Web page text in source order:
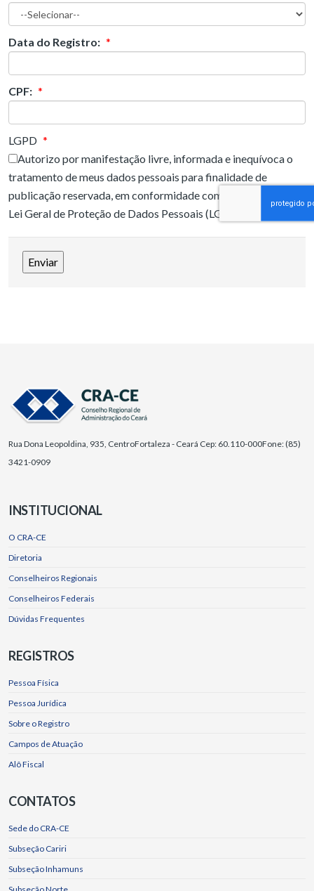
Data do Registro: *
CPF: *
LGPD *
Autorizo por manifestação livre, informada e inequívoca o
tratamento de meus dados pessoais para finalidade de
publicação reservada, em conformidade com a Lei nº 13.709 –
Lei Geral de Proteção de Dados Pessoais (LGPD).
Rua Dona Leopoldina, 935, CentroFortaleza - Ceará Cep: 60.110-000Fone: (85)
3421-0909
INSTITUCIONAL
O CRA-CE
Diretoria
Conselheiros Regionais
Conselheiros Federais
Dúvidas Frequentes
REGISTROS
Pessoa Física
Pessoa Jurídica
Sobre o Registro
Campos de Atuação
Alô Fiscal
CONTATOS
Sede do CRA-CE
Subseção Cariri
Subseção Inhamuns